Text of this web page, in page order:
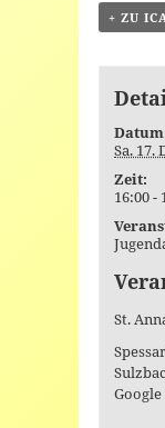
+ ZU
Sa. 17.
Zeit:
16:00 -
St.